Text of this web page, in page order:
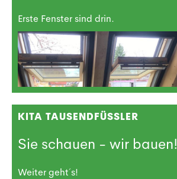
Erste Fenster sind drin.
KITA TAUSENDFÜSSLER
Sie schauen - wir bauen!
Weiter geht´s!